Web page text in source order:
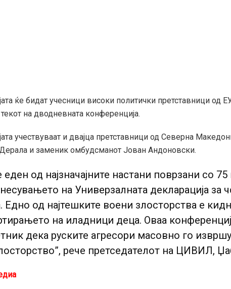
ќе бидат учесници високи политички претставници од
на дводневната конференција.
учествуваат и двајца претставници од Северна
и заменик омбудсманот Јован Андоновски.
еден од најзначајните настани поврзани со
на Универзалната декларација за
Едно од најтешките воени злосторства е
на иладници деца. Оваа
дека руските агресори масовно го
рече претседателот на ЦИВИЛ,